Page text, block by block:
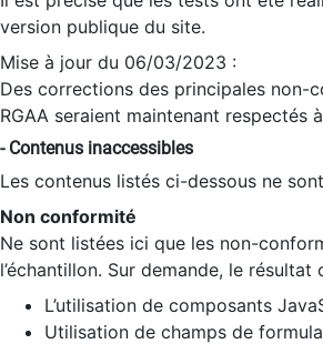
version publique du site.
Mise à jour du 06/03/2023 :
Des corrections des principales non-
RGAA seraient maintenant
- Contenus inaccessibles
Les contenus listés ci-dessous ne
Non conformité
Ne sont listées ici que les non-
l’échantillon. Sur demande, le
L’utilisation de composants
Utilisation de champs de